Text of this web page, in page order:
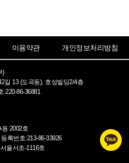
이용약관 개인정보처리방침
)
길 13 (도곡동), 호성빌딩2/4층
:220-86-36881
2002호
록번호:213-86-33926
울서초-1116호